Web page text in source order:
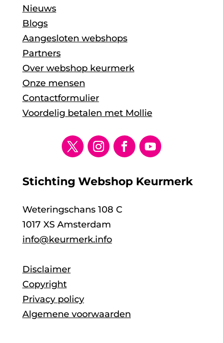
Nieuws
Blogs
Aangesloten webshops
Partners
Over webshop keurmerk
Onze mensen
Contactformulier
Voordelig betalen met Mollie
Stichting Webshop Keurmerk
Weteringschans 108 C
1017 XS Amsterdam
info@keurmerk.info
Disclaimer
Copyright
Privacy policy
Algemene voorwaarden